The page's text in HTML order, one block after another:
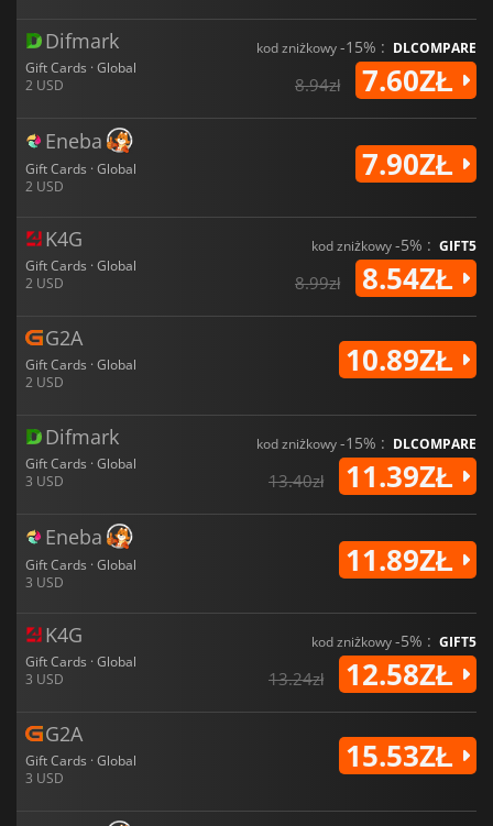
Difmark
Gift Cards · Global
2 USD
kod zniżkowy-15% : DLCOMPARE
8.94zł 7.60ZŁ
Eneba
Gift Cards · Global
2 USD
7.90ZŁ
K4G
Gift Cards · Global
2 USD
kod zniżkowy-5% : GIFT5
8.99zł 8.54ZŁ
G2A
Gift Cards · Global
2 USD
10.89ZŁ
Difmark
Gift Cards · Global
3 USD
kod zniżkowy-15% : DLCOMPARE
13.40zł 11.39ZŁ
Eneba
Gift Cards · Global
3 USD
11.89ZŁ
K4G
Gift Cards · Global
3 USD
kod zniżkowy-5% : GIFT5
13.24zł 12.58ZŁ
G2A
Gift Cards · Global
3 USD
15.53ZŁ